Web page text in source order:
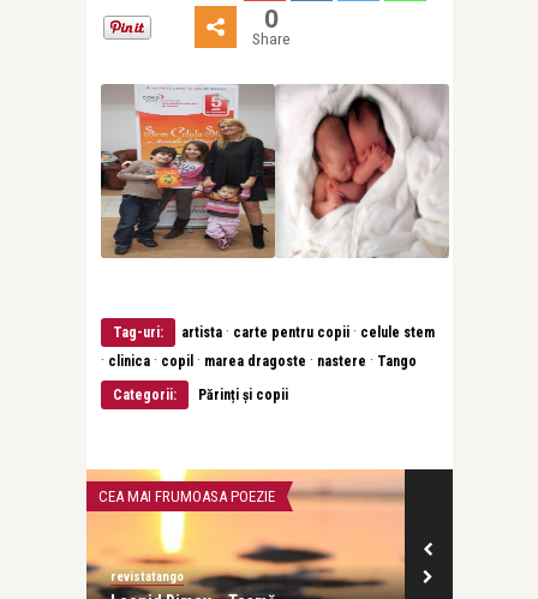
0
Share
Tag-uri: artista · carte pentru copii · celule stem
· clinica · copil · marea dragoste · nastere · Tango
Categorii:
Părinți și copii
CEA MAI FRUMOASA POEZIE
revistatango